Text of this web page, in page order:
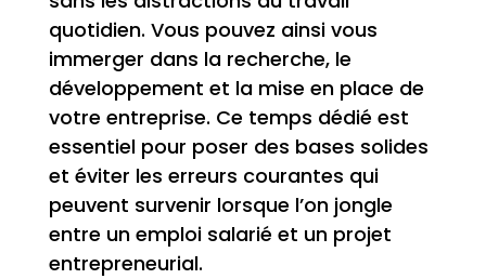
quotidien. Vous pouvez ainsi vous
immerger dans la recherche, le
développement et la mise en place de
votre entreprise. Ce temps dédié est
essentiel pour poser des bases solides
et éviter les erreurs courantes qui
peuvent survenir lorsque l’on jongle
entre un emploi salarié et un projet
entrepreneurial.